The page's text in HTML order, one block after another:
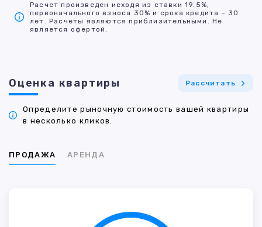
Расчет произведен исходя из ставки 19.5%,
первоначального взноса 30% и срока кредита - 30
лет. Расчеты являются приблизительными. Не
является офертой.
Оценка квартиры Рассчитать
Определите рыночную стоимость вашей квартиры
в несколько кликов.
ПРОДАЖА АРЕНДА